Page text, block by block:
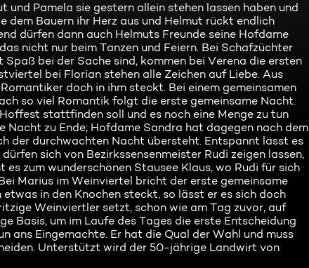
Pamela sie gestern allein stehen lassen haben und
Bauern ihr Herz aus und Helmut rückt endlich
dürfen dann auch Helmuts Freunde seine Hofdame
nicht nur beim Tanzen und Feiern. Bei Schafzüchter
bei der Sache sind, kommen bei Verena die ersten
bei Florian stehen alle Zeichen auf Liebe. Aus
doch in ihm steckt. Bei einem gemeinsamen
so viel Romantik folgt die erste gemeinsame Nacht.
stattfinden soll und es noch eine Menge zu tun
Nacht zu Ende; Hofdame Sandra hat dagegen nach dem
der durchwachten Nacht übersteht. Entspannt lässt es
sich von Bezirkssensenmeister Rudi zeigen lassen,
zum wunderschönen Stausee Klaus, wo Rudi für sich
Marius im Weinviertel bricht der erste gemeinsame
in den Knochen steckt, so lässt er es sich doch
Weinviertler setzt, schon wie am Tag zuvor, auf
Basis, um im Laufe des Tages die erste Entscheidung
ans Eingemachte. Er hat die Qual der Wahl und muss
Unterstützt wird der 50-jährige Landwirt von